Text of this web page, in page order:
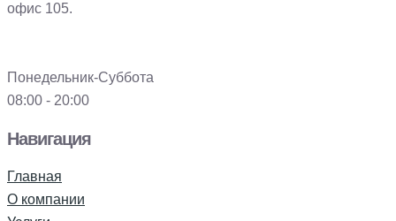
офис 105.
Понедельник-Суббота
08:00 - 20:00
Навигация
Главная
О компании